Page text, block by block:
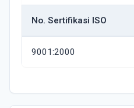
No. Sertifikasi ISO
9001:2000